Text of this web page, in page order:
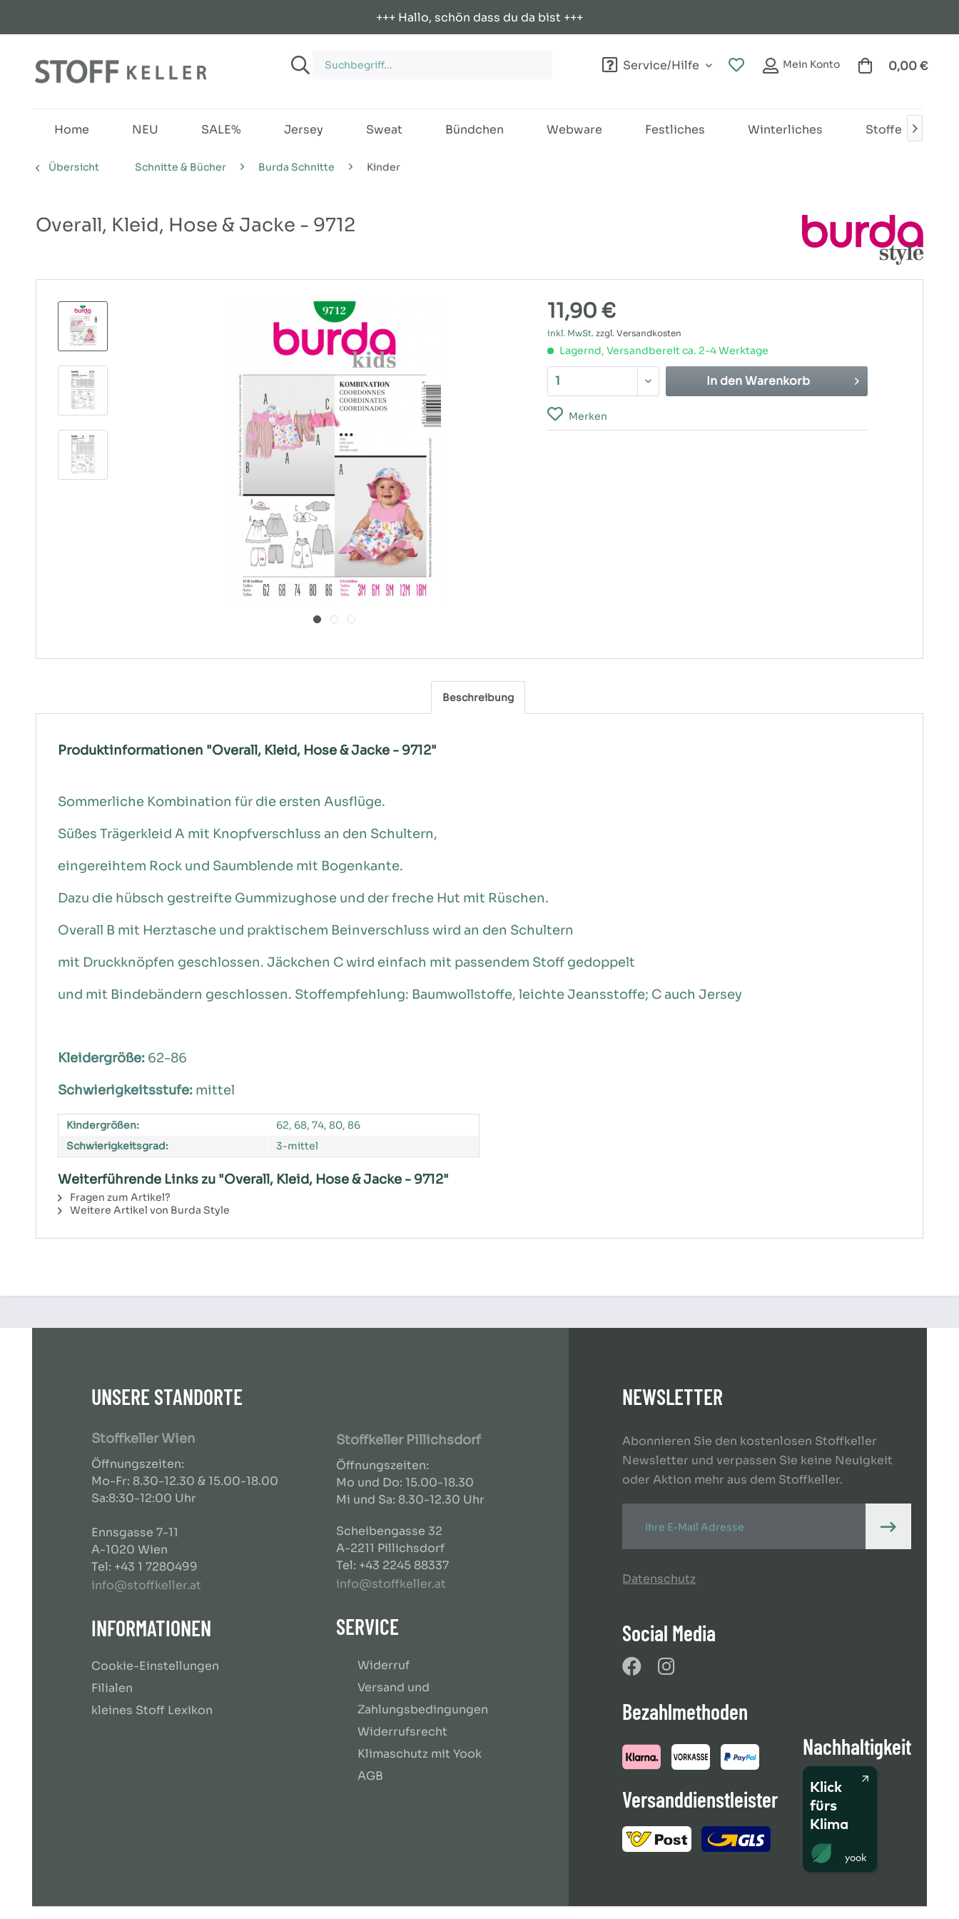
+++ Hallo, schön dass du da bist +++
Service/Hilfe Mein Konto 0,00 €
Home NEU SALE% Jersey Sweat Bündchen Webware Festliches Winterliches Stoffe 
Übersicht Schnitte & Bücher Burda Schnitte Kinder
Overall, Kleid, Hose & Jacke - 9712
11,90 €
inkl. MwSt. zzgl. Versandkosten
Lagernd, Versandbereit ca. 2-4 Werktage
In den Warenkorb
Merken
Beschreibung
Produktinformationen "Overall, Kleid, Hose & Jacke - 9712"
Sommerliche Kombination für die ersten Ausflüge.
Süßes Trägerkleid A mit Knopfverschluss an den Schultern,
eingereihtem Rock und Saumblende mit Bogenkante.
Dazu die hübsch gestreifte Gummizughose und der freche Hut mit Rüschen.
Overall B mit Herztasche und praktischem Beinverschluss wird an den Schultern
mit Druckknöpfen geschlossen. Jäckchen C wird einfach mit passendem Stoff gedoppelt
und mit Bindebändern geschlossen. Stoffempfehlung: Baumwollstoffe, leichte Jeansstoffe; C auch Jersey
Kleidergröße: 62-86
Schwierigkeitsstufe: mittel
Kindergrößen:
62, 68, 74, 80, 86
Schwierigkeitsgrad:
3-mittel
Weiterführende Links zu "Overall, Kleid, Hose & Jacke - 9712"
Fragen zum Artikel?
Weitere Artikel von Burda Style
UNSERE STANDORTE
Stoffkeller Wien
Öffnungszeiten:
Mo-Fr: 8.30-12.30 & 15.00-18.00
Sa:8:30-12:00 Uhr
Ennsgasse 7-11
A-1020 Wien
Tel: +43 1 7280499
info@stoffkeller.at
INFORMATIONEN
Cookie-Einstellungen
Filialen
kleines Stoff Lexikon
Stoffkeller Pillichsdorf
Öffnungszeiten:
Mo und Do: 15.00-18.30
Mi und Sa: 8.30-12.30 Uhr
Scheibengasse 32
A-2211 Pillichsdorf
Tel: +43 2245 88337
info@stoffkeller.at
SERVICE
Widerruf
Versand und
Zahlungsbedingungen
Widerrufsrecht
Klimaschutz mit Yook
AGB
NEWSLETTER
Abonnieren Sie den kostenlosen Stoffkeller
Newsletter und verpassen Sie keine Neuigkeit
oder Aktion mehr aus dem Stoffkeller.
Datenschutz
Social Media
Bezahlmethoden
Versanddienstleister
Nachhaltigkeit
Klick
fürs
Klima